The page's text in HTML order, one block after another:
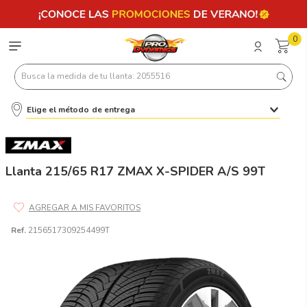
0
Busca la medida de tu llanta: 2055516
Elige el método de entrega
Llanta 215/65 R17 ZMAX X-SPIDER A/S 99T
Ref. 2156517309254499T
Términos más buscados
6.185
7.245